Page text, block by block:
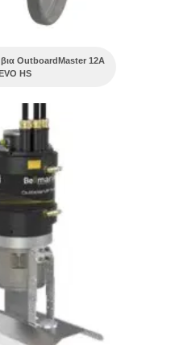
OutboardMaster 12A
HS